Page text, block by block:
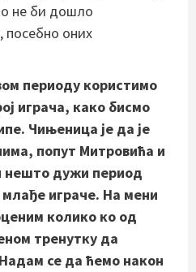
не би дошло
посебно оних
периоду користимо
играча, како бисмо
Чињеница је да је
попут Митровића и
нешто дужи период
играче. На мени
колико ко од
тренутку да
се да ћемо након